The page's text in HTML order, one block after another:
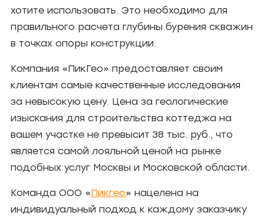
хотите использовать. Это необходимо для
правильного расчета глубины бурения скважин
в точках опоры конструкции.
Компания «ПикГео» предоставляет своим
клиентам самые качественные исследования
за невысокую цену. Цена за геологические
изыскания для строительства коттеджа на
вашем участке не превысит 38 тыс. руб., что
является самой лояльной ценой на рынке
подобных услуг Москвы и Московской области.
Команда ООО «Пикгео» нацелена на
индивидуальный подход к каждому заказчику.